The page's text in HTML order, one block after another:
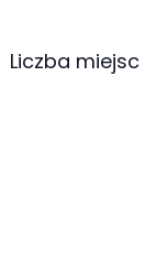
Liczba